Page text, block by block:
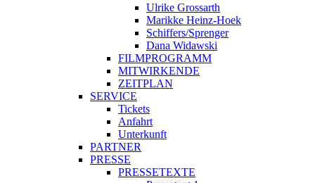
Ulrike Grossarth
Marikke Heinz-Hoek
Schiffers/Sprenger
Dana Widawski
FILMPROGRAMM
MITWIRKENDE
ZEITPLAN
SERVICE
Tickets
Anfahrt
Unterkunft
PARTNER
PRESSE
PRESSETEXTE